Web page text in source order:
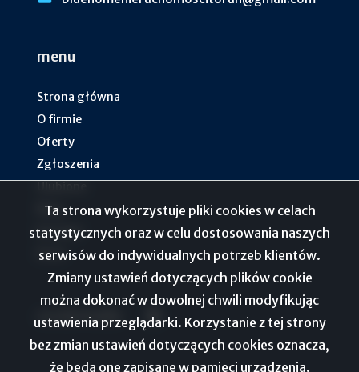
menu
Strona główna
O firmie
Oferty
Zgłoszenia
Blog
Kontakt
Rodo
social media Facebook
Ta strona wykorzystuje pliki cookies w celach
statystycznych oraz w celu dostosowania naszych
serwisów do indywidualnych potrzeb klientów.
Zmiany ustawień dotyczących plików cookie
można dokonać w dowolnej chwili modyfikując
ustawienia przeglądarki. Korzystanie z tej strony
bez zmian ustawień dotyczących cookies oznacza,
że będą one zapisane w pamięci urządzenia.